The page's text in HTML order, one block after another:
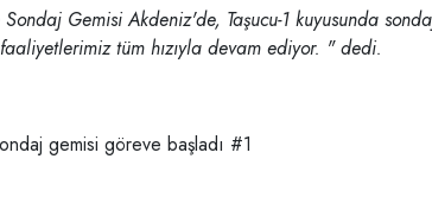
Gemisi Akdeniz'de, Taşucu-1 kuyusunda
tüm hızıyla devam ediyor. " dedi.